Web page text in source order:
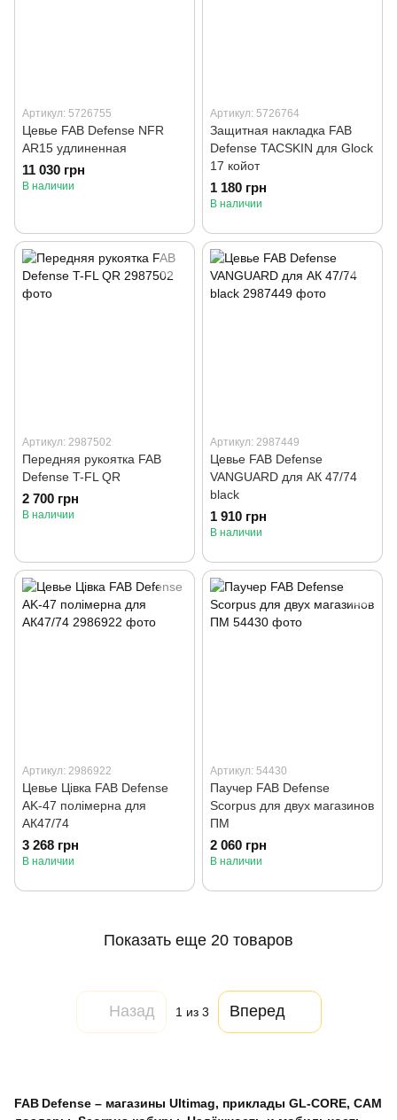
Артикул: 5726755
Цевье FAB Defense NFR
AR15 удлиненная
11 030 грн
В наличии
Артикул: 5726764
Защитная накладка FAB
Defense TACSKIN для Glock
17 койот
1 180 грн
В наличии
Артикул: 2987502
Передняя рукоятка FAB
Defense T-FL QR
2 700 грн
В наличии
Артикул: 2987449
Цевье FAB Defense
VANGUARD для АК 47/74
black
1 910 грн
В наличии
Артикул: 2986922
Цевье Цівка FAB Defense
AK-47 полімерна для
АК47/74
3 268 грн
В наличии
Артикул: 54430
Паучер FAB Defense
Scorpus для двух магазинов
ПМ
2 060 грн
В наличии
Показать еще 20 товаров
Назад 1 из 3 Вперед
FAB Defense – магазины Ultimag, приклады GL‑CORE, CAM